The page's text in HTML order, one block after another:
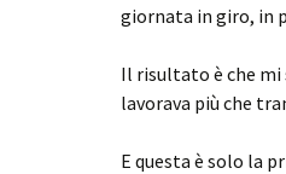
giornata in giro, in
Il risultato è che mi
lavorava più che
E questa è solo la